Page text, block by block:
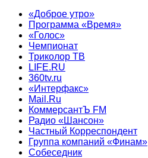
«Доброе утро»
Программа «Время»
«Голос»
Чемпионат
Триколор ТВ
LIFE.RU
360tv.ru
«Интерфакс»
Mail.Ru
КоммерсантЪ FM
Радио «Шансон»
Частный Корреспондент
Группа компаний «Финам»
Собеседник